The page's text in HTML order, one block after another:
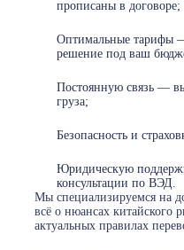
прописаны в договоре;
Оптимальные тарифы
решение под ваш
Постоянную связь — вы
груза;
Безопасность и
Юридическую
консультации по ВЭД.
Мы специализируемся на
всё о нюансах китайского
актуальных правилах